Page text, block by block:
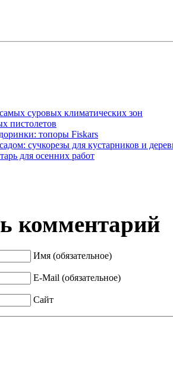
суровых климатических зон
пистолетов
топоры Fiskars
сучкорезы для кустарников и
для осенних работ
комментарий
Имя (обязательное)
E-Mail (обязательное)
Сайт